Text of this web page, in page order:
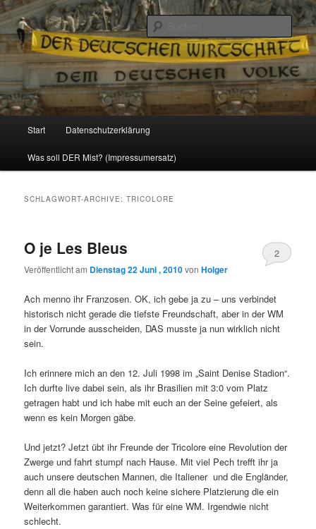
Reizzentrum
Politik, Wirtschaft, Soziales und Gesellschaft
Zum
Inhalt
Zum
sekundären
Start Datenschutzerklärung
Was soll DER Mist? (Impressumersatz)
SCHLAGWORT-ARCHIVE:TRICOLORE
O je Les Bleus
Veröffentlicht am Dienstag 22 Juni , 2010vonHolger
2
Ach menno ihr Franzosen. OK, ich gebe ja zu – uns verbindet
historisch nicht gerade die tiefste Freundschaft, aber in der WM
in der Vorrunde ausscheiden, DAS musste ja nun wirklich nicht
sein.
Ich erinnere mich an den 12. Juli 1998 im „Saint Denise Stadion“.
Ich durfte live dabei sein, als ihr Brasilien mit 3:0 vom Platz
getragen habt und ich habe mit euch an der Seine gefeiert, als
wenn es kein Morgen gäbe.
Und jetzt? Jetzt übt ihr Freunde der Tricolore eine Revolution der
Zwerge und fahrt stumpf nach Hause. Mit viel Pech trefft ihr ja
auch unsere deutschen Mannen, die Italiener und die Engländer,
denn all die haben auch noch keine sichere Platzierung die ein
Weiterkommen garantiert. Was für eine WM. Irgendwie nicht
schlecht.